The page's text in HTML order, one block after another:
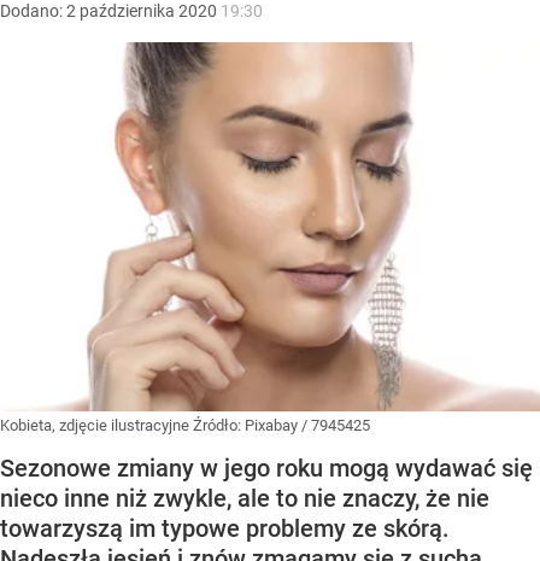
Dodano:2 października 2020 19:30
Kobieta, zdjęcie ilustracyjne Źródło: Pixabay / 7945425
Sezonowe zmiany w jego roku mogą wydawać się
nieco inne niż zwykle, ale to nie znaczy, że nie
towarzyszą im typowe problemy ze skórą.